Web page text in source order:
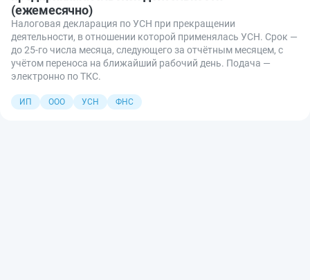
(ежемесячно)
Налоговая декларация по УСН при прекращении
деятельности, в отношении которой применялась УСН. Срок —
до 25-го числа месяца, следующего за отчётным месяцем, с
учётом переноса на ближайший рабочий день. Подача —
электронно по ТКС.
ИП ООО УСН ФНС